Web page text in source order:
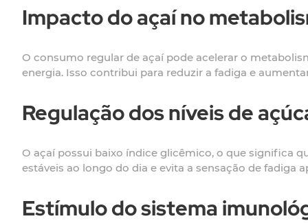
Impacto do açaí no
O consumo regular de açaí pode acelerar o
energia. Isso contribui para reduzir a fadiga e
Regulação dos níveis de
O açaí possui baixo índice glicêmico, o que significa
estáveis ao longo do dia e evita a sensação de fadiga
Estímulo do sistema